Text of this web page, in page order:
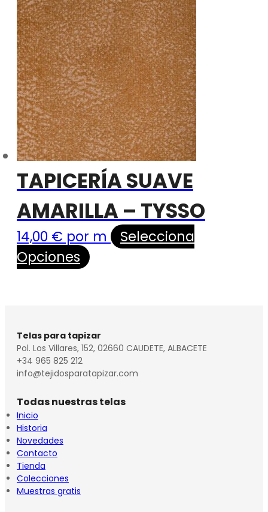
TAPICERÍA SUAVE
AMARILLA – TYSSO
14,00 € por m
Selecciona
Opciones
Telas para tapizar
Pol. Los Villares, 152, 02660 CAUDETE, ALBACETE
+34 965 825 212
info@tejidosparatapizar.com
Todas nuestras telas
Inicio
Historia
Novedades
Contacto
Tienda
Colecciones
Muestras gratis